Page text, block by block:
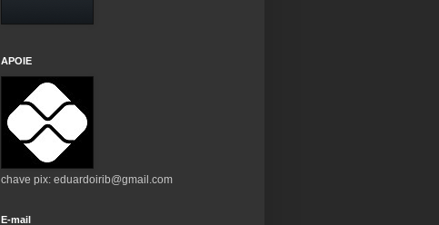
APOIE
chave pix: eduardoirib@gmail.com
E-mail